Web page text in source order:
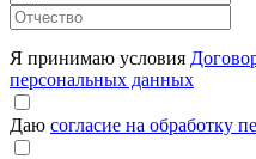
Я принимаю условия
персональных данных
Даю согласие на обработку